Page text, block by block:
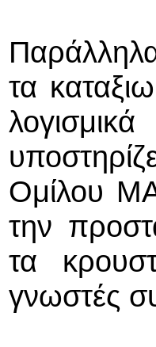
τα
Ομίλου
την
τα
γνωστές